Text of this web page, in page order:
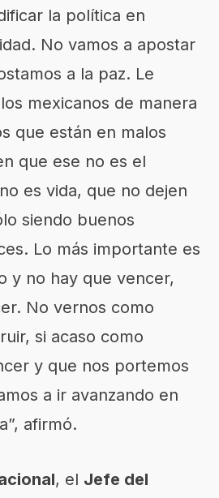
la política en
No vamos a apostar
a la paz. Le
mexicanos de manera
que están en malos
que ese no es el
es vida, que no dejen
siendo buenos
Lo más importante es
y no hay que vencer,
No vernos como
si acaso como
y que nos portemos
a ir avanzando en
afirmó.
, el Jefe del